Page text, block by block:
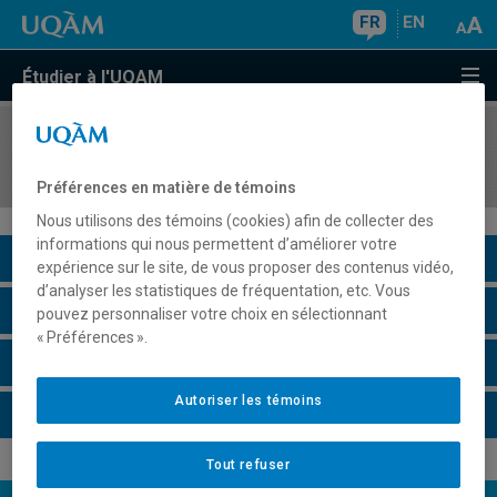
FR EN
Étudier à l'UQAM
COURS//
Description du cours
Horaire - Été 2026
Préférences en matière de témoins
Nous utilisons des témoins (cookies) afin de collecter des
informations qui nous permettent d’améliorer votre
expérience sur le site, de vous proposer des contenus vidéo,
d’analyser les statistiques de fréquentation, etc. Vous
pouvez personnaliser votre choix en sélectionnant
« Préférences ».
Tout refuser
Autoriser les témoins